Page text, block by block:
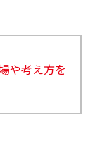
や考え方を